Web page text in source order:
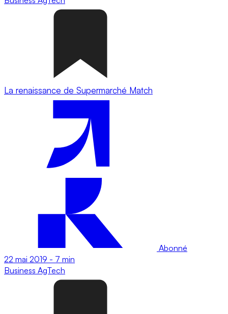
La renaissance de Supermarché Match
Abonné
22 mai 2019 - 7 min
Business AgTech